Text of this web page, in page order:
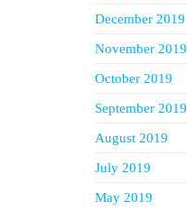
December 2019
November 2019
October 2019
September 2019
August 2019
July 2019
May 2019